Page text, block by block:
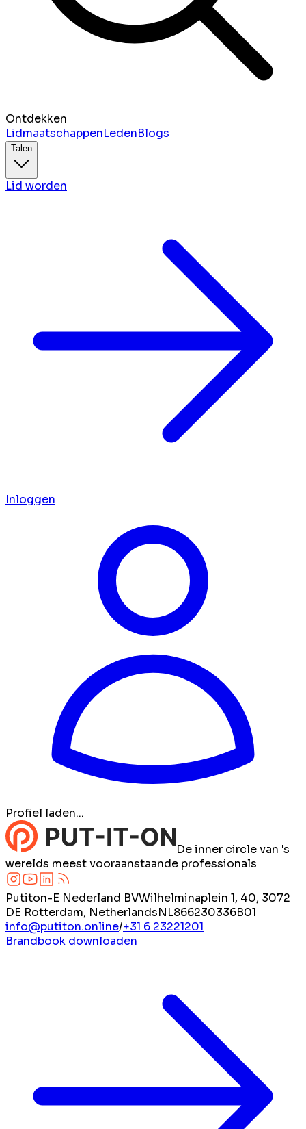
Ontdekken
LidmaatschappenLedenBlogs
Talen
Lid worden
Inloggen
Profiel laden...
De inner circle van 's
werelds meest vooraanstaande professionals
Putiton-E Nederland BVWilhelminaplein 1, 40, 3072
DE Rotterdam, NetherlandsNL866230336B01
info@putiton.online/+31 6 23221201
Brandbook downloaden